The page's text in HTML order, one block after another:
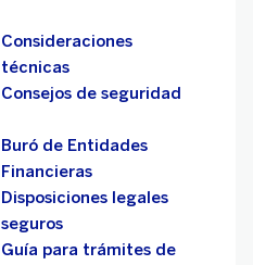
Consideraciones
técnicas
Consejos de seguridad
Buró de Entidades
Financieras
Disposiciones legales
seguros
Guía para trámites de